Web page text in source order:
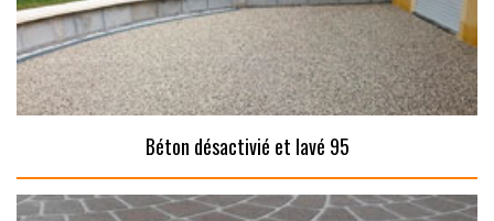
Béton désactivié et lavé 95